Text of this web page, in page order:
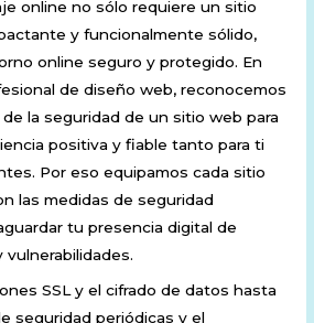
online no sólo requiere un sitio
y funcionalmente sólido,
online seguro y protegido. En
de diseño web, reconocemos
la seguridad de un sitio web para
positiva y fiable tanto para ti
Por eso equipamos cada sitio
las medidas de seguridad
tu presencia digital de
vulnerabilidades.
SSL y el cifrado de datos hasta
seguridad periódicas y el